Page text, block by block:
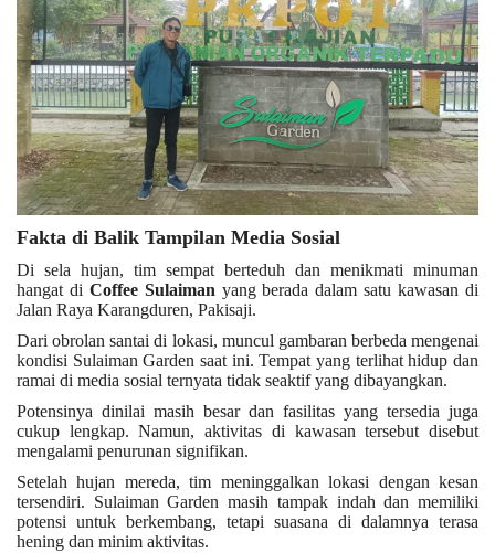
Fakta di Balik Tampilan Media Sosial
Di sela hujan, tim sempat berteduh dan menikmati minuman
hangat di Coffee Sulaimanyang berada dalam satu kawasan di
Jalan Raya Karangduren, Pakisaji.
Dari obrolan santai di lokasi, muncul gambaran berbeda mengenai
kondisi Sulaiman Garden saat ini. Tempat yang terlihat hidup dan
ramai di media sosial ternyata tidak seaktif yang dibayangkan.
Potensinya dinilai masih besar dan fasilitas yang tersedia juga
cukup lengkap. Namun, aktivitas di kawasan tersebut disebut
mengalami penurunan signifikan.
Setelah hujan mereda, tim meninggalkan lokasi dengan kesan
tersendiri. Sulaiman Garden masih tampak indah dan memiliki
potensi untuk berkembang, tetapi suasana di dalamnya terasa
hening dan minim aktivitas.